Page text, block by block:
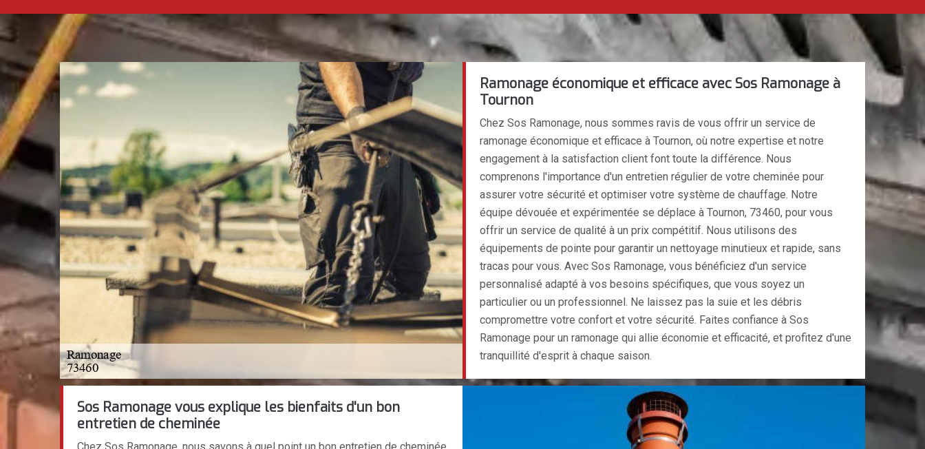
Ramonage économique et efficace avec Sos Ramonage à
Tournon
Chez Sos Ramonage, nous sommes ravis de vous offrir un service de
ramonage économique et efficace à Tournon, où notre expertise et notre
engagement à la satisfaction client font toute la différence. Nous
comprenons l'importance d'un entretien régulier de votre cheminée pour
assurer votre sécurité et optimiser votre système de chauffage. Notre
équipe dévouée et expérimentée se déplace à Tournon, 73460, pour vous
offrir un service de qualité à un prix compétitif. Nous utilisons des
équipements de pointe pour garantir un nettoyage minutieux et rapide, sans
tracas pour vous. Avec Sos Ramonage, vous bénéficiez d'un service
personnalisé adapté à vos besoins spécifiques, que vous soyez un
particulier ou un professionnel. Ne laissez pas la suie et les débris
compromettre votre confort et votre sécurité. Faites confiance à Sos
Ramonage pour un ramonage qui allie économie et efficacité, et profitez d'une
tranquillité d'esprit à chaque saison.
Sos Ramonage vous explique les bienfaits d'un bon
entretien de cheminée